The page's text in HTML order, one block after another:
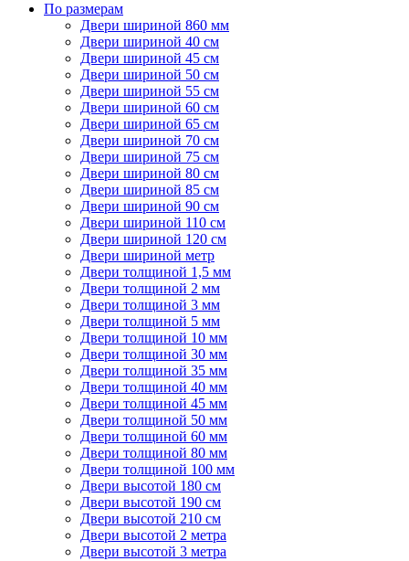
По размерам
Двери шириной 860 мм
Двери шириной 40 см
Двери шириной 45 см
Двери шириной 50 см
Двери шириной 55 см
Двери шириной 60 см
Двери шириной 65 см
Двери шириной 70 см
Двери шириной 75 см
Двери шириной 80 см
Двери шириной 85 см
Двери шириной 90 см
Двери шириной 110 см
Двери шириной 120 см
Двери шириной метр
Двери толщиной 1,5 мм
Двери толщиной 2 мм
Двери толщиной 3 мм
Двери толщиной 5 мм
Двери толщиной 10 мм
Двери толщиной 30 мм
Двери толщиной 35 мм
Двери толщиной 40 мм
Двери толщиной 45 мм
Двери толщиной 50 мм
Двери толщиной 60 мм
Двери толщиной 80 мм
Двери толщиной 100 мм
Двери высотой 180 см
Двери высотой 190 см
Двери высотой 210 см
Двери высотой 2 метра
Двери высотой 3 метра